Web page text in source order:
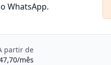
WhatsApp.
partir de
mês